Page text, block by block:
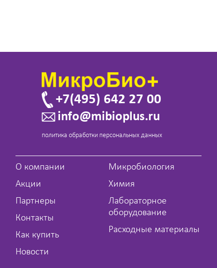
+7(495) 642 27 00
info@mibioplus.ru
политика обработки персональных данных
О компании
Акции
Партнеры
Контакты
Как купить
Новости
Микробиология
Химия
Лабораторное
оборудование
Расходные материалы